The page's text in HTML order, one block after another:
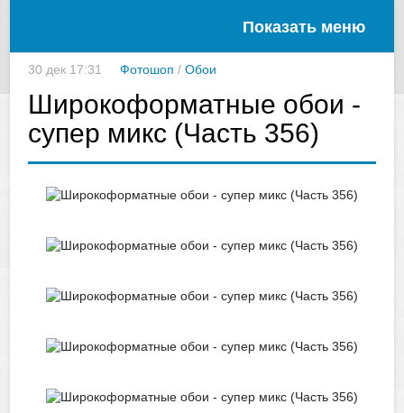
Показать меню
30 дек 17:31 Фотошоп /Обои
Широкоформатные обои -
супер микс (Часть 356)